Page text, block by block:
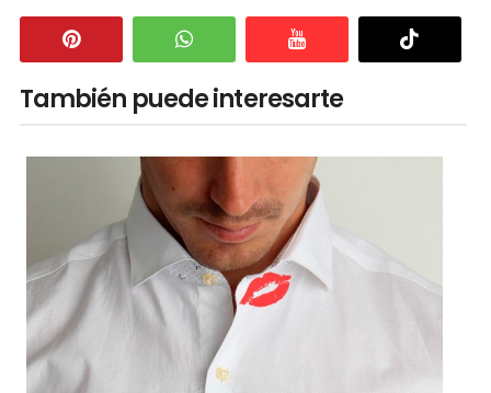
También puede interesarte